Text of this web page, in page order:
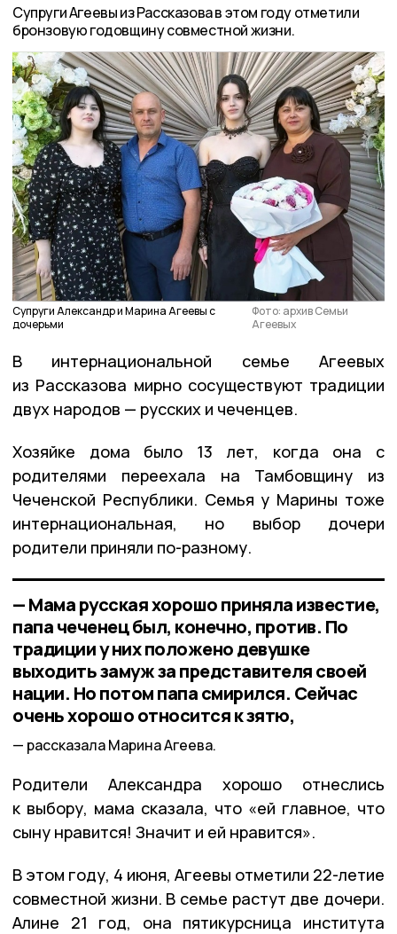
Супруги Агеевы из Рассказова в этом году отметили
бронзовую годовщину совместной жизни.
Супруги Александр и Марина Агеевы с
дочерьми
Фото: архив Семьи
Агеевых
В интернациональной семье Агеевых
из Рассказова мирно сосуществуют традиции
двух народов — русских и чеченцев.
Хозяйке дома было 13 лет, когда она с
родителями переехала на Тамбовщину из
Чеченской Республики. Семья у Марины тоже
интернациональная, но выбор дочери
родители приняли по-разному.
— Мама русская хорошо приняла известие,
папа чеченец был, конечно, против. По
традиции у них положено девушке
выходить замуж за представителя своей
нации. Но потом папа смирился. Сейчас
очень хорошо относится к зятю,
рассказала Марина Агеева.
Родители Александра хорошо отнеслись
к выбору, мама сказала, что «ей главное, что
сыну нравится! Значит и ей нравится».
В этом году, 4 июня, Агеевы отметили 22-летие
совместной жизни. В семье растут две дочери.
Алине 21 год, она пятикурсница института